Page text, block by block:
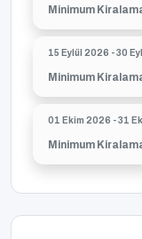
Minimum
15 Eylül 2026 - 30
Minimum
01 Ekim 2026 - 31
Minimum